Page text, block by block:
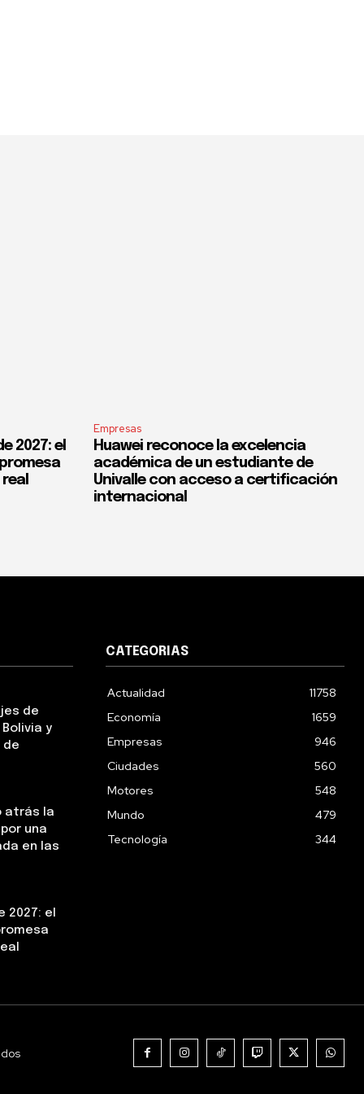
2027: el
Empresas
Huawei reconoce la excelencia
académica de un estudiante de
Univalle con acceso a certificación
internacional
de
y
de
atrás la
una
en las
2027: el
CATEGORIAS
Actualidad
11758
Economía
1659
Empresas
946
Ciudades
560
Motores
548
Mundo
479
Tecnología
344